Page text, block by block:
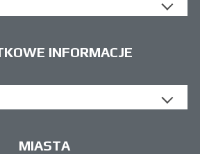
INFORMACJE
MIASTA